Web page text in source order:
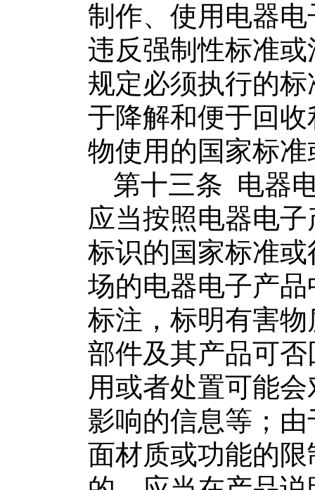
制作、 使用 电器
违反强制性标准或
规定必须执行的
于降解和便于回
物使用的国家标
第十三条 电器
应当按照电器电子
标识的国家标准
场的电器电子产品
标注，标明有害
部件及其产品可
用或者处置可能
影响的信息等；
面材质或功能的